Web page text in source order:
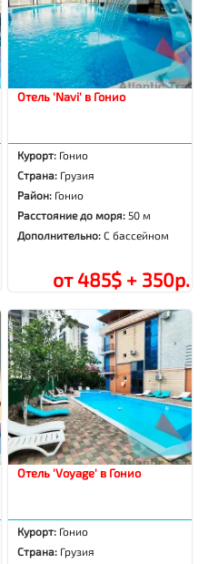
Отель 'Navi' в Гонио
Курорт: Гонио
Страна: Грузия
Район: Гонио
Расстояние до моря: 50 м
Дополнительно:С бассейном
от 485$ + 350р.
Отель 'Voyage' в Гонио
Курорт: Гонио
Страна: Грузия